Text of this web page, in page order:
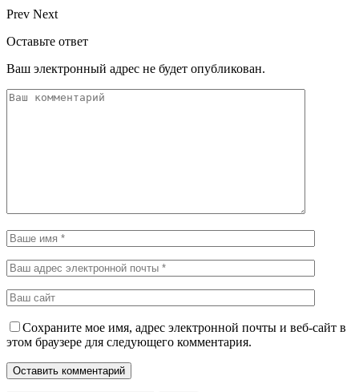
Prev Next
Оставьте ответ
Ваш электронный адрес не будет опубликован.
Сохраните мое имя, адрес электронной почты и веб-сайт в
этом браузере для следующего комментария.